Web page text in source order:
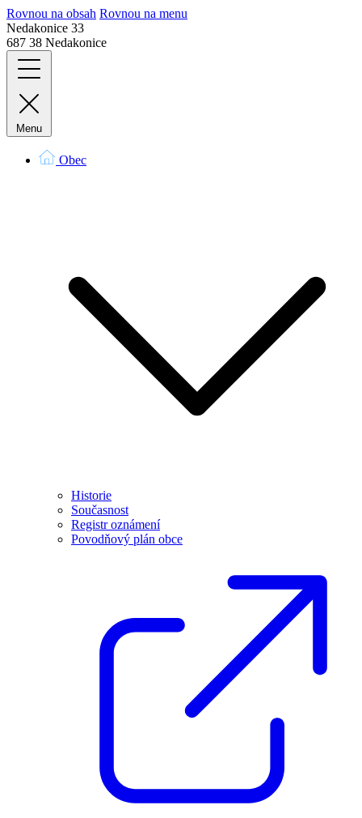
Rovnou na obsah Rovnou na menu
Nedakonice 33
687 38 Nedakonice
Menu
Obec
Historie
Současnost
Registr oznámení
Povodňový plán obce